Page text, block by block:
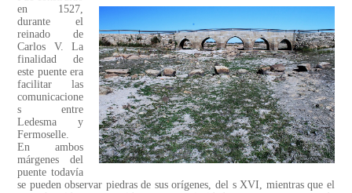
en 1527,
durante el
reinado de
Carlos V. La
finalidad de
este puente era
facilitar las
comunicacione
s entre
Ledesma y
Fermoselle.
En ambos
márgenes del
puente todavía
se pueden observar piedras de sus orígenes, del s XVI, mientras que el